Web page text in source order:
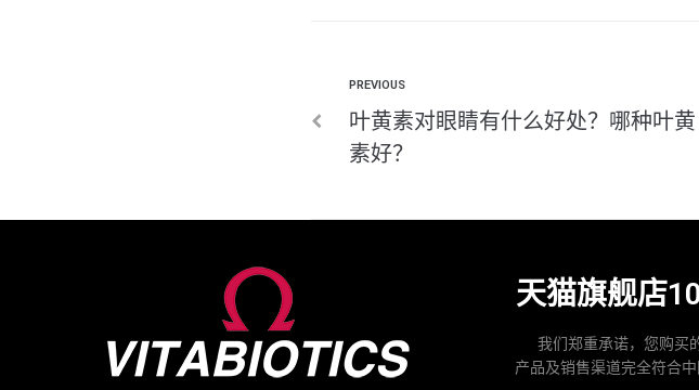
PREVIOUS
叶黄素对眼睛有什么好处？哪种叶黄
素好？
天猫旗舰店
我们郑重承诺，您购买
产品及销售渠道完全符合